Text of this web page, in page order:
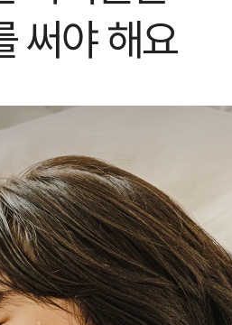
써야 해요